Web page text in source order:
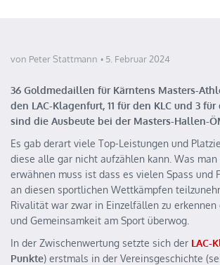
von Peter Stattmann 5. Februar 2024
36 Goldmedaillen für Kärntens Masters-
den LAC-Klagenfurt, 11 für den KLC und 3
sind die Ausbeute bei der Masters-Hallen-
Es gab derart viele Top-Leistungen und
diese alle gar nicht aufzählen kann. Was
erwähnen muss ist dass es vielen Spass und
an diesen sportlichen Wettkämpfen
Rivalität war zwar in Einzelfällen zu erkennen
und Gemeinsamkeit am Sport überwog.
In der Zwischenwertung setzte sich der LAC-
Punkte) erstmals in der Vereinsgeschichte